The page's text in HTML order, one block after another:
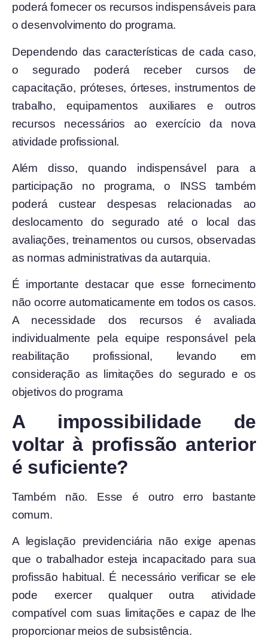
poderá fornecer os recursos indispensáveis para
o desenvolvimento do programa.
Dependendo das características de cada caso,
o segurado poderá receber cursos de
capacitação, próteses, órteses, instrumentos de
trabalho, equipamentos auxiliares e outros
recursos necessários ao exercício da nova
atividade profissional.
Além disso, quando indispensável para a
participação no programa, o INSS também
poderá custear despesas relacionadas ao
deslocamento do segurado até o local das
avaliações, treinamentos ou cursos, observadas
as normas administrativas da autarquia.
É importante destacar que esse fornecimento
não ocorre automaticamente em todos os casos.
A necessidade dos recursos é avaliada
individualmente pela equipe responsável pela
reabilitação profissional, levando em
consideração as limitações do segurado e os
objetivos do programa
A impossibilidade de
voltar à profissão anterior
é suficiente?
Também não. Esse é outro erro bastante
comum.
A legislação previdenciária não exige apenas
que o trabalhador esteja incapacitado para sua
profissão habitual. É necessário verificar se ele
pode exercer qualquer outra atividade
compatível com suas limitações e capaz de lhe
proporcionar meios de subsistência.